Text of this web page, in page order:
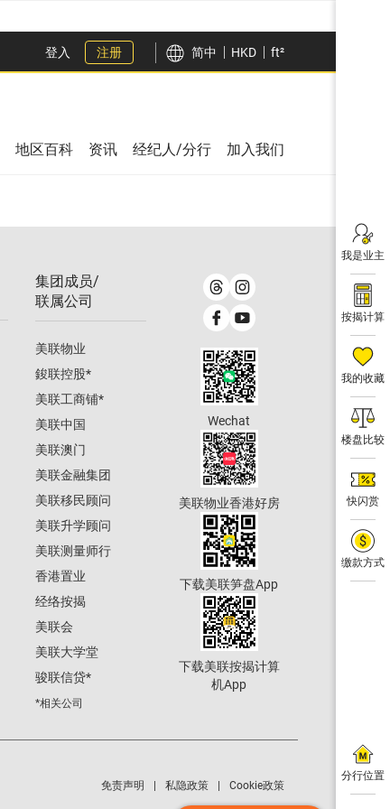
登入 注册 简中 HKD ft²
我是业主
按揭计算
我的收藏
楼盘比较
快闪赏
缴款方式
分行位置
地区百科 资讯 经纪人/分行 加入我们
集团成员/
联属公司
美联物业
鋑联控股*
美联工商铺*
美联中国
美联澳门
美联金融集团
美联移民顾问
美联升学顾问
美联测量师行
香港置业
经络按揭
美联会
美联大学堂
骏联信贷*
*相关公司
Wechat
美联物业香港好房
下载美联笋盘App
下载美联按揭计算
机App
免责声明 私隐政策 Cookie政策